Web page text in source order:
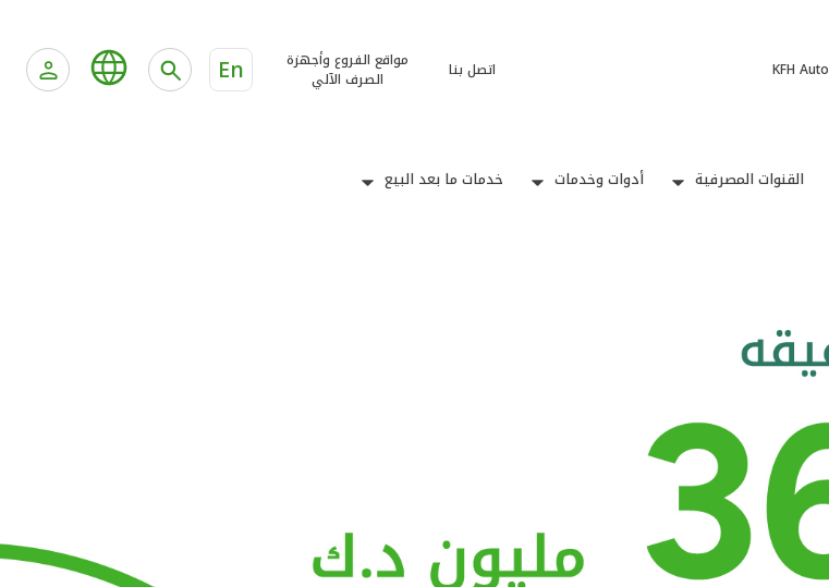
KFH Auto اتصل بنا
مواقع الفروع وأجهزة
الصرف الآلي
En
القنوات المصرفية أدوات وخدمات خدمات ما بعد البيع